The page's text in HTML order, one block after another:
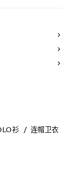
衫 连帽卫衣